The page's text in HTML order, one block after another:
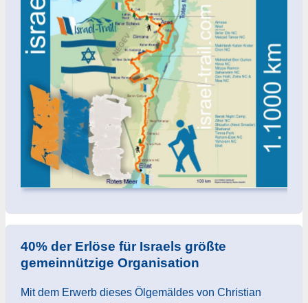
40% der Erlöse für Israels größte
gemeinnützige Organisation
Mit dem Erwerb dieses Ölgemäldes von Christian